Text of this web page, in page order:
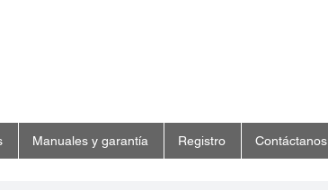
Manuales y garantía Registro Contáctanos